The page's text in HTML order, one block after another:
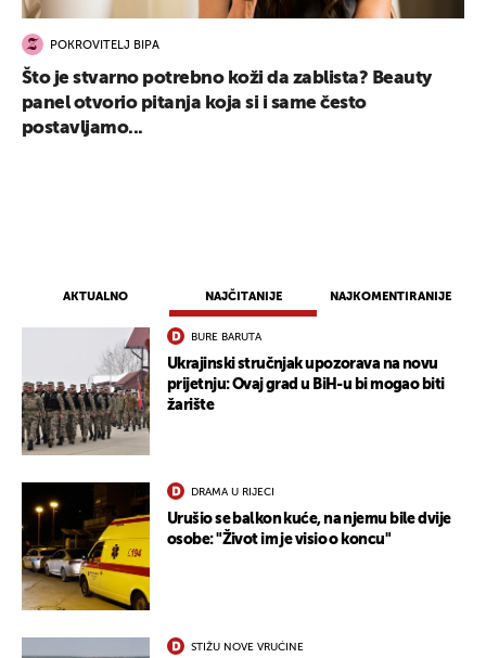
AKTUALNO NAJČITANIJE NAJKOMENTIRANIJE
BURE BARUTA
Ukrajinski stručnjak upozorava na novu
prijetnju: Ovaj grad u BiH-u bi mogao biti
žarište
DRAMA U RIJECI
Urušio se balkon kuće, na njemu bile dvije
osobe: "Život im je visio o koncu"
STIŽU NOVE VRUĆINE
POKROVITELJ BIPA
Što je stvarno potrebno koži da zablista? Beauty
panel otvorio pitanja koja si i same često
postavljamo...